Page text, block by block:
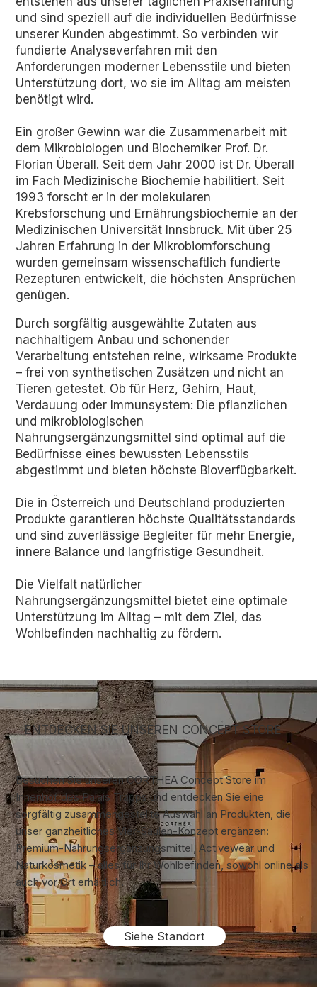
und sind speziell auf die individuellen Bedürfnisse
unserer Kunden abgestimmt. So verbinden wir
fundierte Analyseverfahren mit den
Anforderungen moderner Lebensstile und bieten
Unterstützung dort, wo sie im Alltag am meisten
benötigt wird.
Ein großer Gewinn war die Zusammenarbeit mit
dem Mikrobiologen und Biochemiker Prof. Dr.
Florian Überall. Seit dem Jahr 2000 ist Dr. Überall
im Fach Medizinische Biochemie habilitiert. Seit
1993 forscht er in der molekularen
Krebsforschung und Ernährungsbiochemie an der
Medizinischen Universität Innsbruck. Mit über 25
Jahren Erfahrung in der Mikrobiomforschung
wurden gemeinsam wissenschaftlich fundierte
Rezepturen entwickelt, die höchsten Ansprüchen
genügen.
Durch sorgfältig ausgewählte Zutaten aus
nachhaltigem Anbau und schonender
Verarbeitung entstehen reine, wirksame Produkte
– frei von synthetischen Zusätzen und nicht an
Tieren getestet. Ob für Herz, Gehirn, Haut,
Verdauung oder Immunsystem: Die pflanzlichen
und mikrobiologischen
Nahrungsergänzungsmittel sind optimal auf die
Bedürfnisse eines bewussten Lebensstils
abgestimmt und bieten höchste Bioverfügbarkeit.
Die in Österreich und Deutschland produzierten
Produkte garantieren höchste Qualitätsstandards
und sind zuverlässige Begleiter für mehr Energie,
innere Balance und langfristige Gesundheit.
Die Vielfalt natürlicher
Nahrungsergänzungsmittel bietet eine optimale
Unterstützung im Alltag – mit dem Ziel, das
Wohlbefinden nachhaltig zu fördern.
ENTDECKEN SIE UNSEREN CONCEPT STORE
Besuchen Sie unseren CORTHEA Concept Store im
Innenhof des Palais Trapps und entdecken Sie eine
sorgfältig zusammengestellte Auswahl an Produkten, die
unser ganzheitliches Vier-Säulen-Konzept ergänzen:
Premium-Nahrungsergänzungsmittel, Activewear und
Naturkosmetik – alles für Ihr Wohlbefinden, sowohl online als
auch vor Ort erhältlich.
Siehe Standort